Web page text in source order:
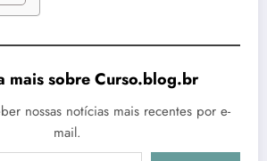
mais sobre Curso.blog.br
nossas notícias mais recentes por e-
mail.